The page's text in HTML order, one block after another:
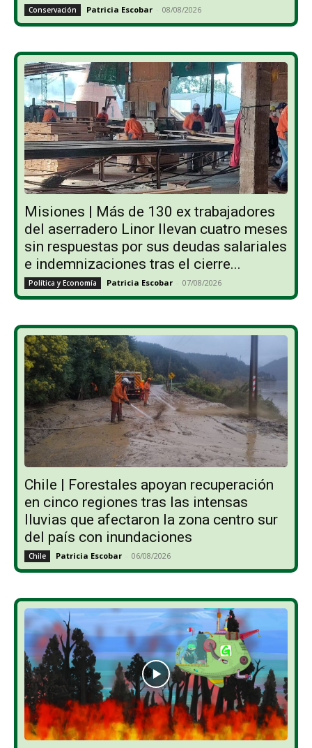
Conservación Patricia Escobar - 08/08/2026
Misiones | Más de 130 ex trabajadores
del aserradero Linor llevan cuatro meses
sin respuestas por sus deudas salariales
e indemnizaciones tras el cierre...
Política y Economía Patricia Escobar - 07/08/2026
Chile | Forestales apoyan recuperación
en cinco regiones tras las intensas
lluvias que afectaron la zona centro sur
del país con inundaciones
Chile Patricia Escobar - 06/08/2026